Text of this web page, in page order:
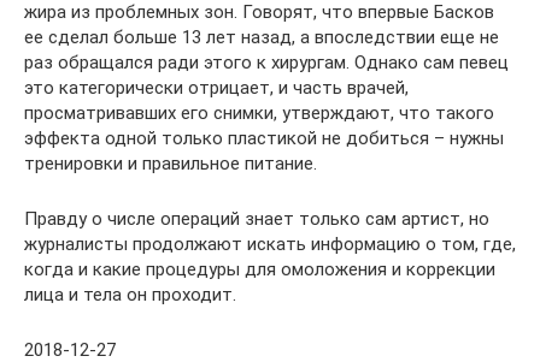
жира из проблемных зон. Говорят, что впервые Басков
ее сделал больше 13 лет назад, а впоследствии еще не
раз обращался ради этого к хирургам. Однако сам певец
это категорически отрицает, и часть врачей,
просматривавших его снимки, утверждают, что такого
эффекта одной только пластикой не добиться – нужны
тренировки и правильное питание.
Правду о числе операций знает только сам артист, но
журналисты продолжают искать информацию о том, где,
когда и какие процедуры для омоложения и коррекции
лица и тела он проходит.
2018-12-27